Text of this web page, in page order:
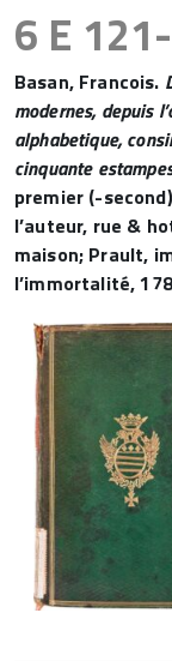
6 E
Basan, Francois.
modernes, depuis
alphabetique,
cinquante
premier (-
l’auteur, rue &
maison; Prault,
l’immortalité,